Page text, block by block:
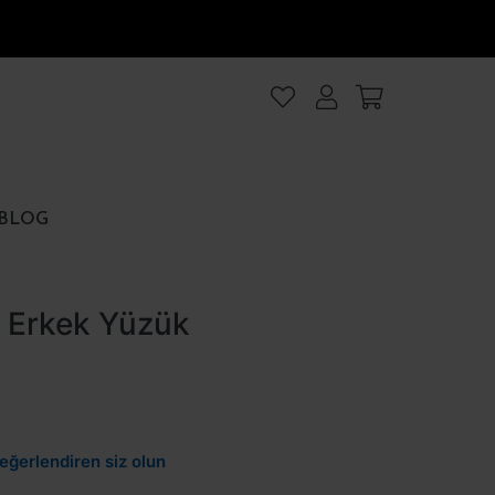
BLOG
Erkek Yüzük
siz olun
Hepsini kabul et